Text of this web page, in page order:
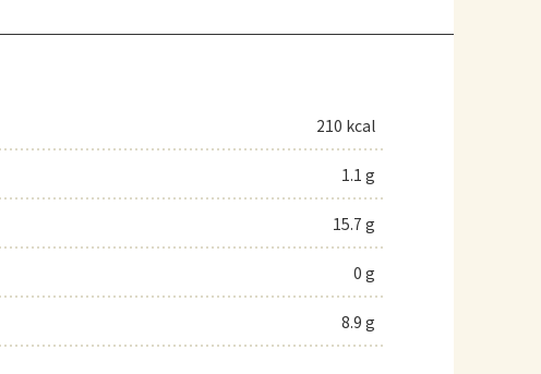
210 kcal
1.1 g
15.7 g
0 g
8.9 g